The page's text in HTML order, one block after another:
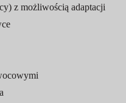
z możliwością adaptacji